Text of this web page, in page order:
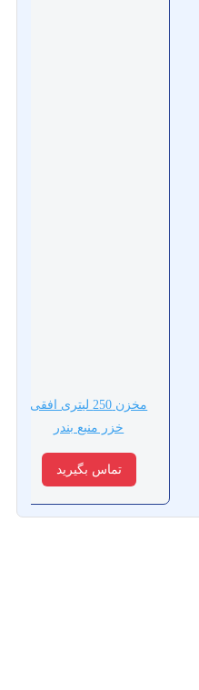
مخزن 250 لیتری افقی
خزر منبع بندر
تماس بگیرید